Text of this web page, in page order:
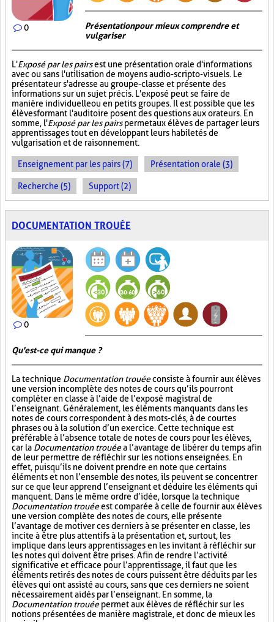
0
Présentation pour mieux comprendre et
vulgariser
L'Exposé par les pairsest une présentation orale d'informations
avec ou sans l'utilisation de moyens audio-scripto-visuels. Le
présentateur s'adresse au groupe-classe et présente des
informations sur un sujet précis. L'exposé peut se faire de
manière individuelle ou en petits groupes. Il est possible que les
élèves formant l'auditoire posent des questions aux orateurs. En
somme, l'Exposé par les pairspermet aux élèves de partager leurs
apprentissages tout en développant leurs habiletés de
vulgarisation et de raisonnement.
Enseignement par les pairs (7) Présentation orale (3)
Recherche (5) Support (2)
DOCUMENTATION TROUÉE
0
Qu'est-ce qui manque ?
La technique Documentation trouéeconsiste à fournir aux élèves
une version incomplète des notes de cours qu’ils pourront
compléter en classe à l’aide de l’exposé magistral de
l’enseignant. Généralement, les éléments manquants dans les
notes de cours correspondent à des mots-clés, à de courtes
phrases ou à la solution d’un exercice. Cette technique est
préférable à l’absence totale de notes de cours pour les élèves,
car la Documentation trouéea l’avantage de libérer du temps afin
de leur permettre de réfléchir sur les notions enseignées. En
effet, puisqu’ils ne doivent prendre en note que certains
éléments et non l’ensemble des notes, ils peuvent se concentrer
sur ce que leur apprend l’enseignant et déduire les éléments qui
manquent. Dans le même ordre d’idée, lorsque la technique
Documentation trouéeest comparée à celle de fournir aux élèves
une version complète des notes de cours, elle présente
l’avantage de motiver ces derniers à se présenter en classe, les
incite à être plus attentifs à la présentation et, surtout, les
implique dans leurs apprentissages en les invitant à réfléchir sur
les notes qui doivent être prises. Afin de rendre l’activité
significative et efficace pour l’apprentissage, il faut que les
éléments retirés des notes de cours puissent être déduits par les
élèves qui ont assisté au cours, sans que ces derniers ne soient
nécessairement aidés par l’enseignant. En somme, la
Documentation trouéepermet aux élèves de réfléchir sur les
notions présentées de manière magistrale, et donc de mieux les